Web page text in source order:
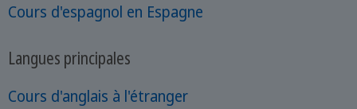
Cours d'espagnol en Espagne
Langues principales
Cours d'anglais à l'étranger